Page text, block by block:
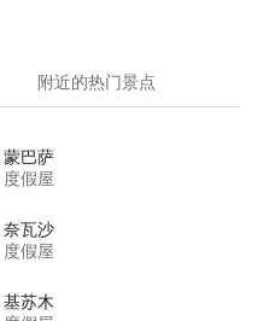
附近的热门景点
蒙巴萨
度假屋
奈瓦沙
度假屋
基苏木